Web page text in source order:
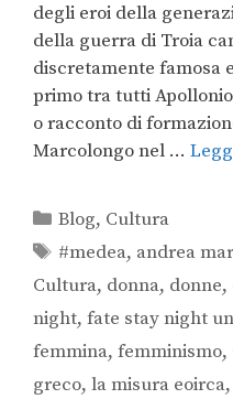
degli eroi della
della guerra di Troia
discretamente famosa
primo tra tutti
o racconto di
Marcolongo nel …
Blog, Cultura
#medea, andrea
Cultura, donna, donne,
night, fate stay night
femmina, femminismo,
greco, la misura eoirca,